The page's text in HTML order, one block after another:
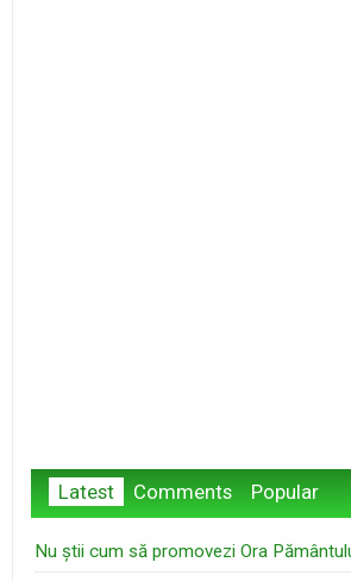
Latest Comments Popular
Nu știi cum să promovezi Ora